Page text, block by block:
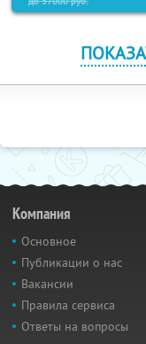
Компания
Основное
Публикации о нас
Вакансии
Правила сервиса
Ответы на вопросы